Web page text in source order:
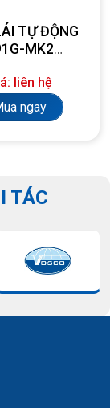
TỰ ĐỘNG
MK2
liên hệ
ngay
TÁC